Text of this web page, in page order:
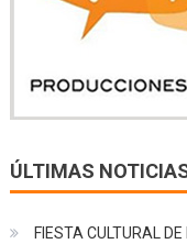
ÚLTIMAS
FIESTA CULTURAL